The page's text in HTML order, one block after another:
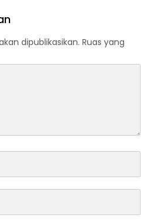
dipublikasikan. Ruas yang